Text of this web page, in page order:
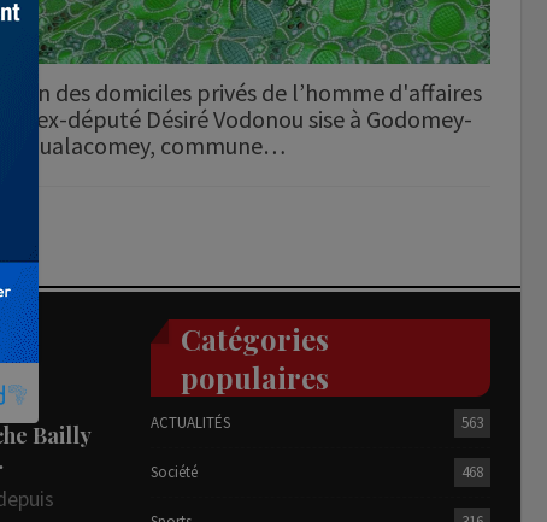
L'un des domiciles privés de l’homme d'affaires
et ex-député Désiré Vodonou sise à Godomey-
Houalacomey, commune…
Bailly
Catégories
populaires
ACTUALITÉS 563
Société 468